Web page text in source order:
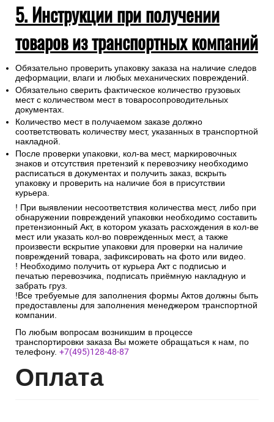
5. Инструкции при получении
товаров из транспортных компаний
Обязательно проверить упаковку заказа на наличие следов
деформации, влаги и любых механических повреждений.
Обязательно сверить фактическое количество грузовых
мест с количеством мест в товаросопроводительных
документах.
Количество мест в получаемом заказе должно
соответствовать количеству мест, указанных в транспортной
накладной.
После проверки упаковки, кол-ва мест, маркировочных
знаков и отсутствия претензий к перевозчику необходимо
расписаться в документах и получить заказ, вскрыть
упаковку и проверить на наличие боя в присутствии
курьера.
! При выявлении несоответствия количества мест, либо при
обнаружении повреждений упаковки необходимо составить
претензионный Акт, в котором указать расхождения в кол-ве
мест или указать кол-во поврежденных мест, а также
произвести вскрытие упаковки для проверки на наличие
повреждений товара, зафиксировать на фото или видео.
! Необходимо получить от курьера Акт с подписью и
печатью перевозчика, подписать приёмную накладную и
забрать груз.
!Все требуемые для заполнения формы Актов должны быть
предоставлены для заполнения менеджером транспортной
компании.
По любым вопросам возникшим в процессе
транспортировки заказа Вы можете обращаться к нам, по
телефону. +7(495)128-48-87
Оплата